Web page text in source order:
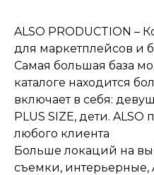
ALSO PRODUCTION –
для маркетплейсов и
Cамая большая база
каталоге находится
включает в себя:
PLUS SIZE, дети.
любого клиента
Больше локаций на
съемки, интерьерные,